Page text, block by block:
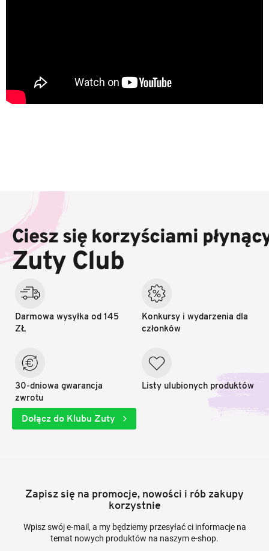
p
k
a
Ciesz się korzyściami
Zuty Club
Darmowa wysyłka od 145
ZŁ
30-dniowa gwarancja
zwrotu
Konkursy i wydarzenia dla
członków
Listy ulubionych produktów
Dołącz do Klubu Zuty
Zapisz się na promocje, nowości i rób zakupy
korzystnie
Wpisz swój e-mail, a my będziemy przesyłać ci informacje na
temat nowych produktów na naszym e-shop.